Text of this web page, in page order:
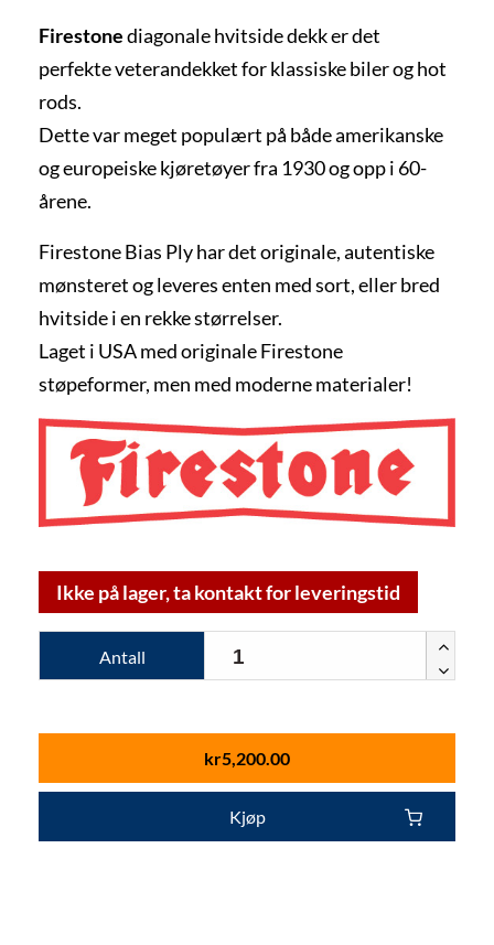
Firestonediagonale hvitside dekk er det
perfekte veterandekket for klassiske biler og hot
rods.
Dette var meget populært på både amerikanske
og europeiske kjøretøyer fra 1930 og opp i 60-
årene.
Firestone Bias Ply har det originale, autentiske
mønsteret og leveres enten med sort, eller bred
hvitside i en rekke størrelser.
Laget i USA med originale Firestone
støpeformer, men med moderne materialer!
Ikke på lager, ta kontakt for leveringstid
Antall
kr5,200.00
Kjøp